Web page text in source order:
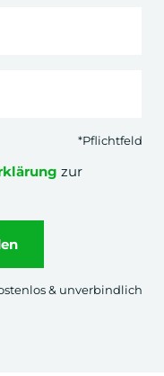
Klima
Tourismus,
*Pflichtfeld
zur
& unverbindlich